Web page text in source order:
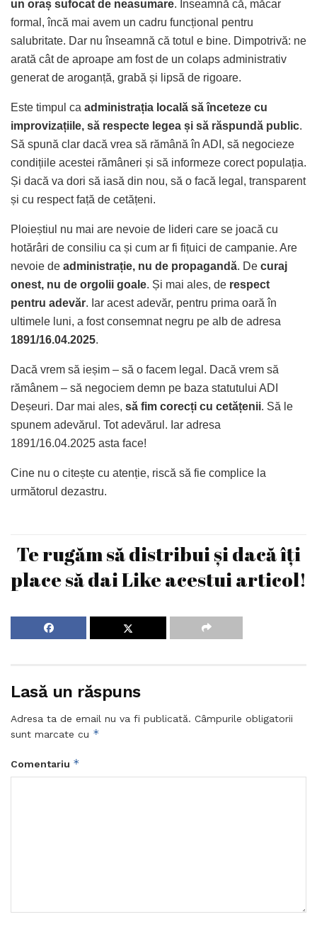
un oraș sufocat de neasumare. Înseamnă că, măcar
formal, încă mai avem un cadru funcțional pentru
salubritate. Dar nu înseamnă că totul e bine. Dimpotrivă: ne
arată cât de aproape am fost de un colaps administrativ
generat de aroganță, grabă și lipsă de rigoare.
Este timpul ca administrația locală să înceteze cu
improvizațiile, să respecte legea și să răspundă public.
Să spună clar dacă vrea să rămână în ADI, să negocieze
condițiile acestei rămâneri și să informeze corect populația.
Și dacă va dori să iasă din nou, să o facă legal, transparent
și cu respect față de cetățeni.
Ploieștiul nu mai are nevoie de lideri care se joacă cu
hotărâri de consiliu ca și cum ar fi fițuici de campanie. Are
nevoie de administrație, nu de propagandă. De curaj
onest, nu de orgolii goale. Și mai ales, de respect
pentru adevăr. Iar acest adevăr, pentru prima oară în
ultimele luni, a fost consemnat negru pe alb de adresa
1891/16.04.2025.
Dacă vrem să ieșim – să o facem legal. Dacă vrem să
rămânem – să negociem demn pe baza statutului ADI
Deșeuri. Dar mai ales, să fim corecți cu cetățenii. Să le
spunem adevărul. Tot adevărul. Iar adresa
1891/16.04.2025 asta face!
Cine nu o citește cu atenție, riscă să fie complice la
următorul dezastru.
Te rugăm să distribui și dacă îți
place să dai Like acestui articol!
Lasă un răspuns
Adresa ta de email nu va fi publicată. Câmpurile obligatorii
sunt marcate cu *
Comentariu *